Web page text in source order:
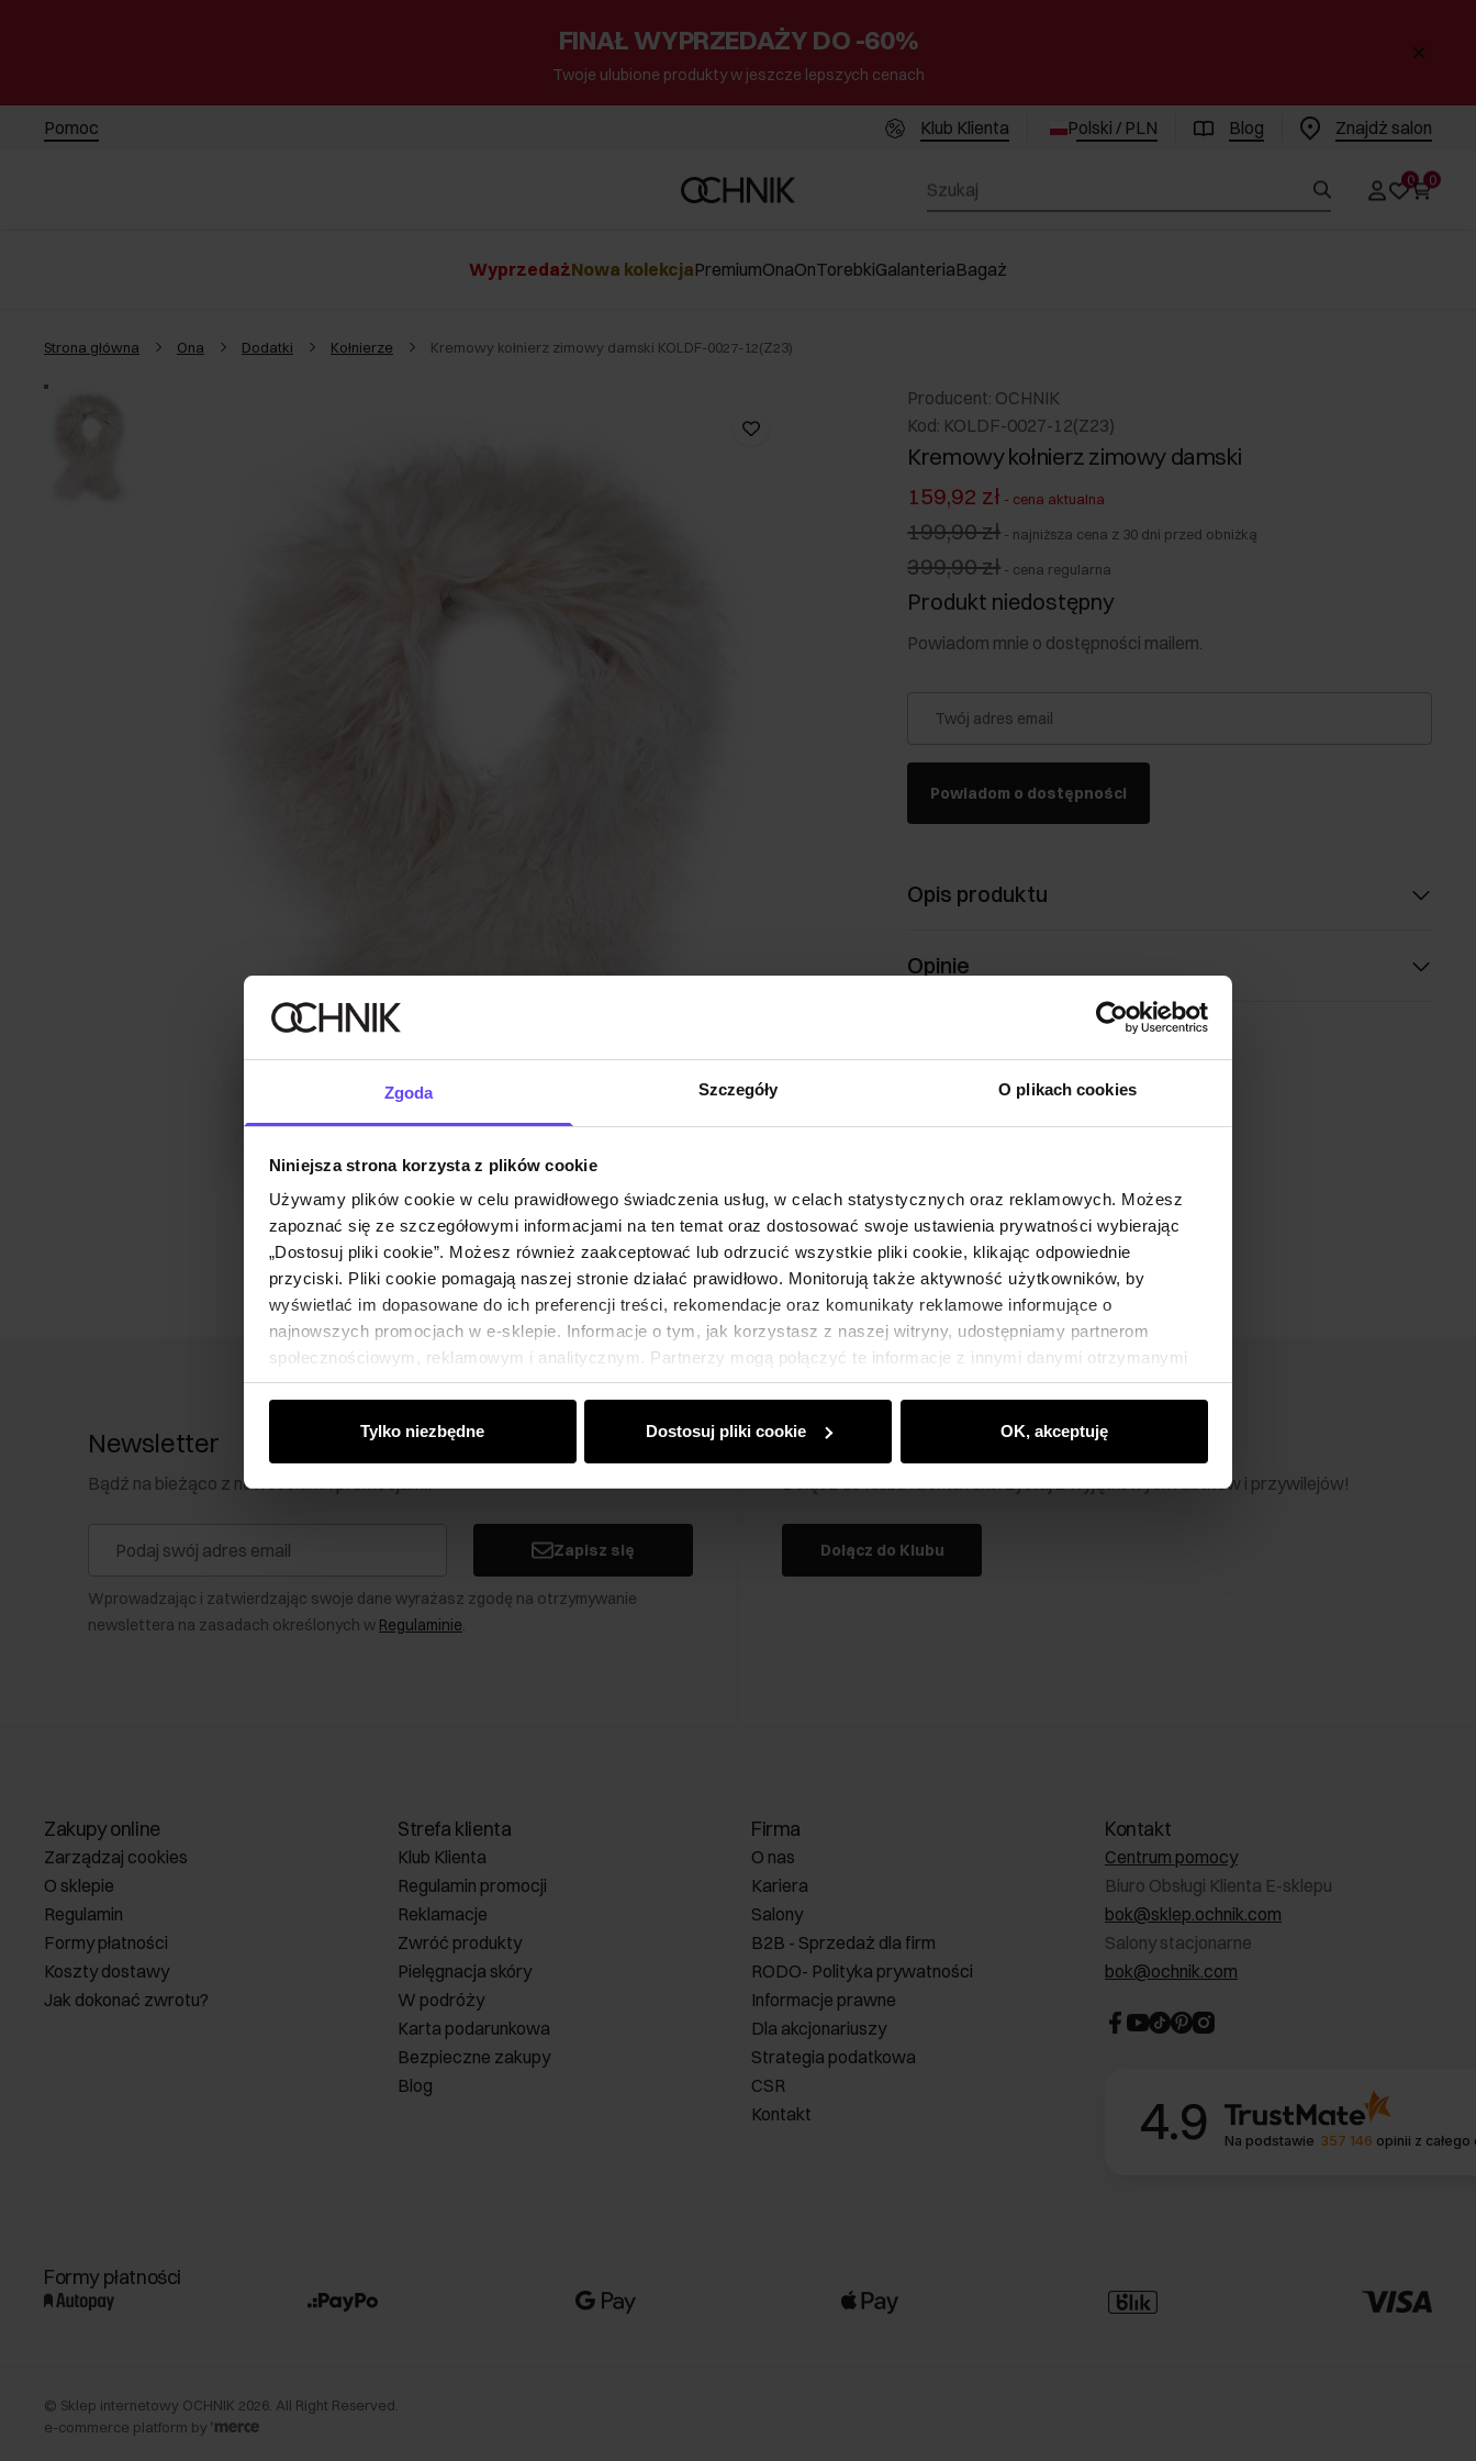
Zgoda Szczegóły O plikach cookies
Niniejsza strona korzysta z plików cookie
Używamy plików cookie w celu prawidłowego świadczenia usług, w celach statystycznych oraz reklamowych. Możesz
zapoznać się ze szczegółowymi informacjami na ten temat oraz dostosować swoje ustawienia prywatności wybierając
„Dostosuj pliki cookie”. Możesz również zaakceptować lub odrzucić wszystkie pliki cookie, klikając odpowiednie
przyciski. Pliki cookie pomagają naszej stronie działać prawidłowo. Monitorują także aktywność użytkowników, by
wyświetlać im dopasowane do ich preferencji treści, rekomendacje oraz komunikaty reklamowe informujące o
najnowszych promocjach w e-sklepie. Informacje o tym, jak korzystasz z naszej witryny, udostępniamy partnerom
społecznościowym, reklamowym i analitycznym. Partnerzy mogą połączyć te informacje z innymi danymi otrzymanymi
od Ciebie lub uzyskanymi podczas korzystania z ich usług.
Tylko niezbędne Dostosuj pliki cookie OK, akceptuję
FINAŁ WYPRZEDAŻY DO -60%
Twoje ulubione produkty w jeszcze lepszych cenach
Pomoc Klub Klienta Polski / PLN Blog Znajdż salon
0 0
WyprzedażNowa kolekcjaPremiumOnaOnTorebkiGalanteriaBagaż
Strona główna Ona Dodatki Kołnierze Kremowy kołnierz zimowy damski KOLDF-0027-12(Z23)
Producent: OCHNIK
Kod: KOLDF-0027-12(Z23)
Kremowy kołnierz zimowy damski
159,92 zł - cena aktualna
199,90 zł - najniższa cena z 30 dni przed obniżką
399,90 zł - cena regularna
Produkt niedostępny
Powiadom mnie o dostępności mailem.
Twój adres email
Powiadom o dostępności
Opis produktu
Opinie
Newsletter
Bądź na bieżąco z nowościami i promocjami!
Zapisz się
Wprowadzając i zatwierdzając swoje dane wyrażasz zgodę na otrzymywanie
newslettera na zasadach określonych w Regulaminie.
Klub Klienta Ochnik
Dołącz do Klubu Klienta i skorzystaj z wyjątkowych rabatów i przywilejów!
Dołącz do Klubu
Zakupy online
Zarządzaj cookies
O sklepie
Regulamin
Formy płatności
Koszty dostawy
Jak dokonać zwrotu?
Strefa klienta
Klub Klienta
Regulamin promocji
Reklamacje
Zwróć produkty
Pielęgnacja skóry
W podróży
Karta podarunkowa
Bezpieczne zakupy
Blog
Firma
O nas
Kariera
Salony
B2B - Sprzedaż dla firm
RODO- Polityka prywatności
Informacje prawne
Dla akcjonariuszy
Strategia podatkowa
CSR
Kontakt
Kontakt
Centrum pomocy
Biuro Obsługi Klienta E-sklepu
bok@sklep.ochnik.com
Salony stacjonarne
bok@ochnik.com
4.9 Na podstawie 357 146 opinii z
Formy płatności
© Sklep internetowy OCHNIK 2026 . All Right Reserved.
e-commerce platform by